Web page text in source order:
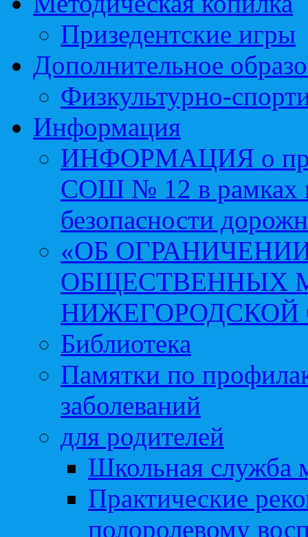
Призедентские игры
Дополнительное
Физкультурно-
Информация
ИНФОРМАЦИЯ о
СОШ № 12 в рамках
безопасности
«ОБ
ОБЩЕСТВЕННЫХ
НИЖЕГОРОДСКОЙ
Библиотека
Памятки по
заболеваний
для родителей
Школьная служба
Практические
полоролевому